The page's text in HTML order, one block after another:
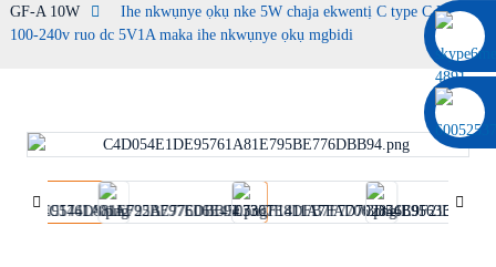
GF-A 10W
Ihe nkwụnye ọkụ nke 5W chaja ekwentị C type C USB ac
100-240v ruo dc 5V1A maka ihe nkwụnye ọkụ mgbidi